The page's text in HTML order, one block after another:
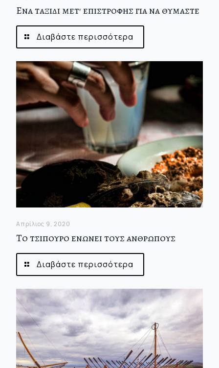
Ενα ταξιδι μετ' επιστροφης για να θυμαστε
Διαβάστε περισσότερα
Απρίλιος 9, 2020
Το τσιπουρο ενωνει τους ανθρωπους
Διαβάστε περισσότερα